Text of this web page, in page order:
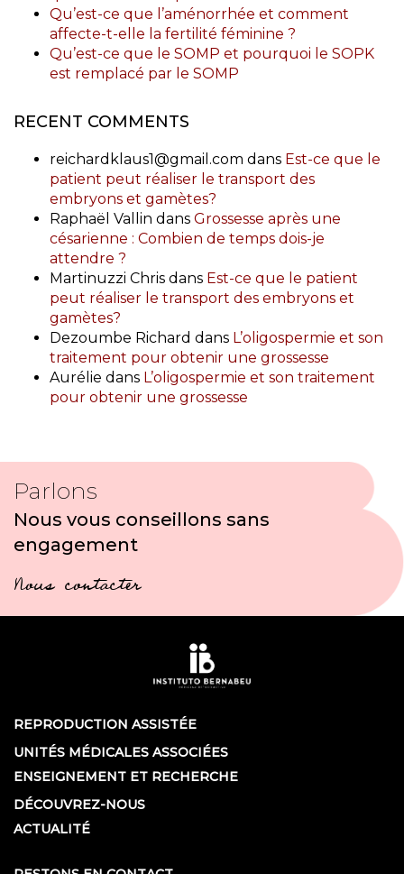
Qu’est-ce que l’aménorrhée et comment
affecte-t-elle la fertilité féminine ?
Qu’est-ce que le SOMP et pourquoi le SOPK
est remplacé par le SOMP
RECENT COMMENTS
reichardklaus1@gmail.com dans Est-ce que le
patient peut réaliser le transport des
embryons et gamètes?
Raphaël Vallin dans Grossesse après une
césarienne : Combien de temps dois-je
attendre ?
Martinuzzi Chris dans Est-ce que le patient
peut réaliser le transport des embryons et
gamètes?
Dezoumbe Richard dans L’oligospermie et son
traitement pour obtenir une grossesse
Aurélie dans L’oligospermie et son traitement
pour obtenir une grossesse
Parlons
Nous vous conseillons sans
engagement
Nous contacter
REPRODUCTION ASSISTÉE
UNITÉS MÉDICALES ASSOCIÉES
ENSEIGNEMENT ET RECHERCHE
DÉCOUVREZ-NOUS
ACTUALITÉ